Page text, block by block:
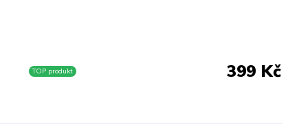
TOP produkt 399 Kč